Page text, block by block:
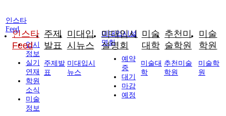
인스타
Feed
주제
발표
미대입
시뉴스
미대입시
설명회
미술
대학
추천미
술학원
미술
학원
인스타
Feed
입시
정보
실기
연재
학원
소식
미술
정보
주제발
표
미대입시
뉴스
미대입시설
명회
예약
중
대기
마감
예정
미술대
학
추천미술
학원
미술학
원